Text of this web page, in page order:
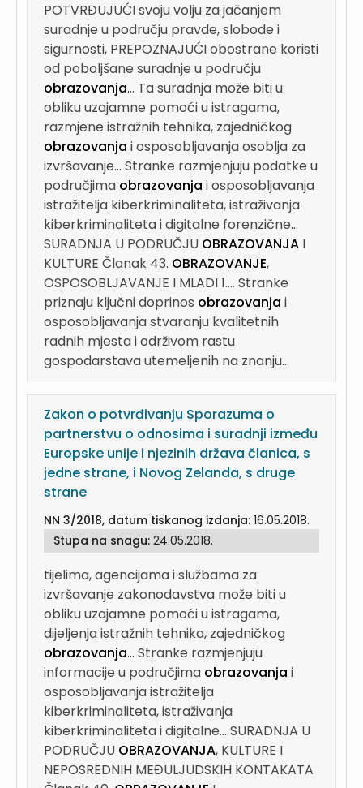
POTVRĐUJUĆI svoju volju za jačanjem
suradnje u području pravde, slobode i
sigurnosti, PREPOZNAJUĆI obostrane koristi
od poboljšane suradnje u području
obrazovanja... Ta suradnja može biti u
obliku uzajamne pomoći u istragama,
razmjene istražnih tehnika, zajedničkog
obrazovanja i osposobljavanja osoblja za
izvršavanje... Stranke razmjenjuju podatke u
područjima obrazovanja i osposobljavanja
istražitelja kiberkriminaliteta, istraživanja
kiberkriminaliteta i digitalne forenzične...
SURADNJA U PODRUČJU OBRAZOVANJA I
KULTURE Članak 43. OBRAZOVANJE,
OSPOSOBLJAVANJE I MLADI 1.... Stranke
priznaju ključni doprinos obrazovanja i
osposobljavanja stvaranju kvalitetnih
radnih mjesta i održivom rastu
gospodarstava utemeljenih na znanju...
Zakon o potvrđivanju Sporazuma o
partnerstvu o odnosima i suradnji između
Europske unije i njezinih država članica, s
jedne strane, i Novog Zelanda, s druge
strane
NN 3/2018, datum tiskanog izdanja: 16.05.2018.
Stupa na snagu: 24.05.2018.
tijelima, agencijama i službama za
izvršavanje zakonodavstva može biti u
obliku uzajamne pomoći u istragama,
dijeljenja istražnih tehnika, zajedničkog
obrazovanja... Stranke razmjenjuju
informacije u područjima obrazovanja i
osposobljavanja istražitelja
kiberkriminaliteta, istraživanja
kiberkriminaliteta i digitalne... SURADNJA U
PODRUČJU OBRAZOVANJA, KULTURE I
NEPOSREDNIH MEĐULJUDSKIH KONTAKATA